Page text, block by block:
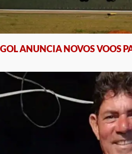
GOL ANUNCIA NOVOS VOOS